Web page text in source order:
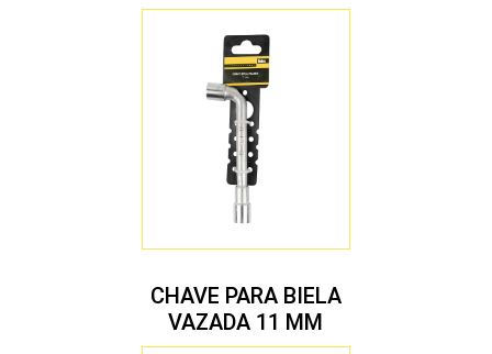
CHAVE PARA BIELA
VAZADA 11 MM